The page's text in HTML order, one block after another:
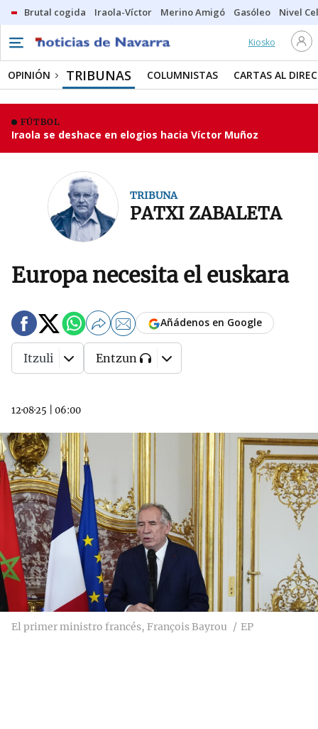
Brutal cogida Iraola-Víctor Merino Amigó Gasóleo Nivel
Kiosko
OPINIÓN TRIBUNAS COLUMNISTAS CARTAS AL
FÚTBOL
Iraola se deshace en elogios hacia Víctor Muñoz
TRIBUNA
PATXI ZABALETA
Europa necesita el euskara
12·08·25 06:00
Añádenos en Google
Itzuli Entzun
El primer ministro francés, François Bayrou EP